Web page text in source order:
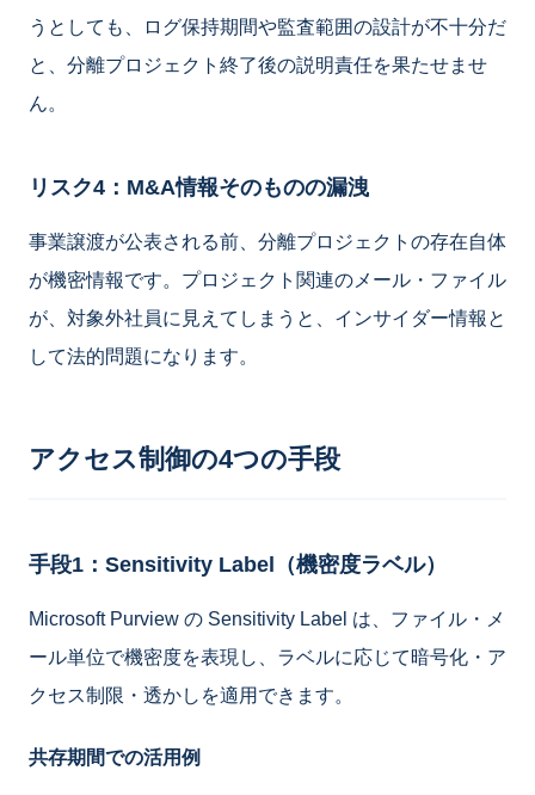
うとしても、ログ保持期間や監査範囲の設計が不十分だ
と、分離プロジェクト終了後の説明責任を果たせませ
ん。
リスク4：M&A情報そのものの漏洩
事業譲渡が公表される前、分離プロジェクトの存在自体
が機密情報です。プロジェクト関連のメール・ファイル
が、対象外社員に見えてしまうと、インサイダー情報と
して法的問題になります。
アクセス制御の4つの手段
手段1：Sensitivity Label（機密度ラベル）
Microsoft Purview の Sensitivity Label は、ファイル・メ
ール単位で機密度を表現し、ラベルに応じて暗号化・ア
クセス制限・透かしを適用できます。
共存期間での活用例